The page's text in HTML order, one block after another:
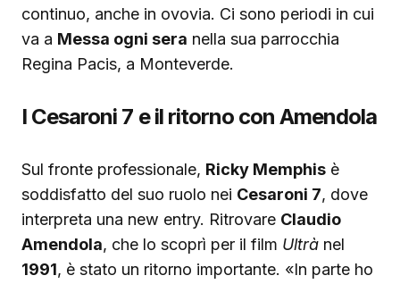
continuo, anche in ovovia. Ci sono periodi in cui
va a Messa ogni sera nella sua parrocchia
Regina Pacis, a Monteverde.
I Cesaroni 7 e il ritorno con Amendola
Sul fronte professionale, Ricky Memphis è
soddisfatto del suo ruolo nei Cesaroni 7, dove
interpreta una new entry. Ritrovare Claudio
Amendola, che lo scoprì per il film Ultrà nel
1991, è stato un ritorno importante. «In parte ho